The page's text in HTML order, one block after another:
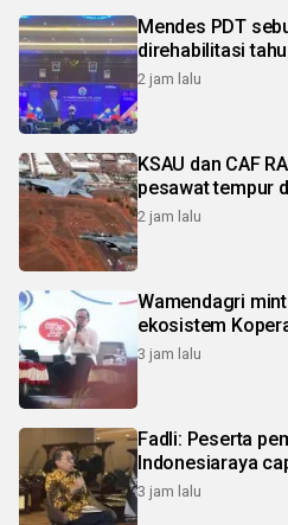
Mendes PDT
direhabilitasi
2 jam lalu
KSAU dan CAF
pesawat tempur
2 jam lalu
Wamendagri
ekosistem
3 jam lalu
Fadli: Peserta
Indonesiaraya
3 jam lalu